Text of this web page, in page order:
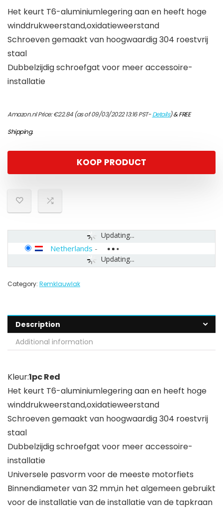
Het keurt T6-aluminiumlegering aan en heeft hoge
winddrukweerstand,oxidatieweerstand
Schroeven gemaakt van hoogwaardig 304 roestvrij
staal
Dubbelzijdig schroefgat voor meer accessoire-
installatie
Amazon.nl Price:€22.84(as of 09/03/2022 13:16 PST-Details)&FREE
Shipping.
KOOP PRODUCT
Updating...
Updating...
Netherlands -
Category: Remklauwlak
Description
Additional information
Kleur:1pc Red
Het keurt T6-aluminiumlegering aan en heeft hoge
winddrukweerstand,oxidatieweerstand
Schroeven gemaakt van hoogwaardig 304 roestvrij
staal
Dubbelzijdig schroefgat voor meer accessoire-
installatie
Universele pasvorm voor de meeste motorfiets
Binnendiameter van 32 mm,in het algemeen gebruikt
voor de installatie van de installatie van de tapkraan